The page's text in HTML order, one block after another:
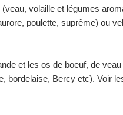
volaille et légumes
poulette, suprême) ou
et les os de boeuf, de
bordelaise, Bercy etc). Voir